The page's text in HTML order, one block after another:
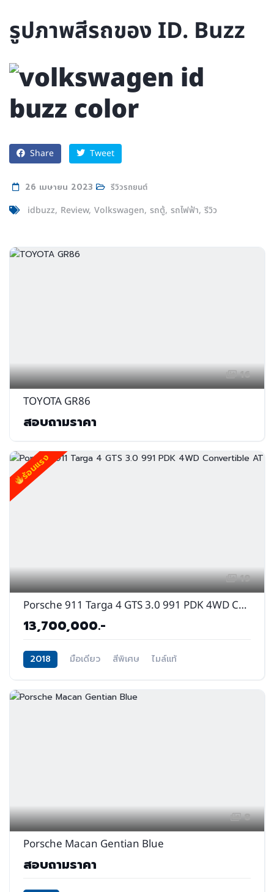
รูปภาพสีรถของ ID. Buzz
Share Tweet
26 เมษายน 2023 รีวิวรถยนต์
idbuzz Review Volkswagen รถตู้ รถไฟฟ้า รีวิว
16
TOYOTA GR86
สอบถามราคา
ร้อนแรง
19
Porsche 911 Targa 4 GTS 3.0 991 PDK 4WD Convertible AT
13,700,000.-
2018 มือเดียว สีพิเศษ ไมล์แท้
8
Porsche Macan Gentian Blue
สอบถามราคา